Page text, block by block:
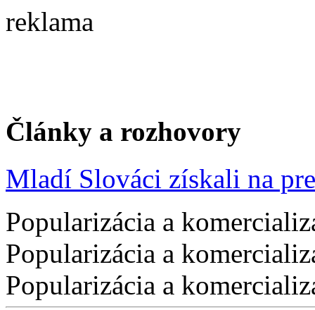
reklama
Články a rozhovory
Mladí Slováci získali na
Popularizácia a
Popularizácia a
Popularizácia a